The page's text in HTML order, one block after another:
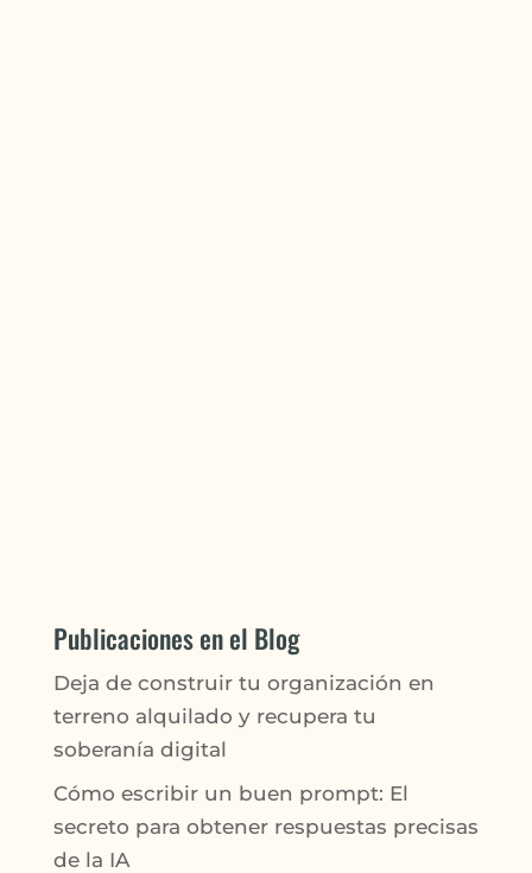
Publicaciones en el Blog
Deja de construir tu organización en
terreno alquilado y recupera tu
soberanía digital
Cómo escribir un buen prompt: El
secreto para obtener respuestas precisas
de la IA